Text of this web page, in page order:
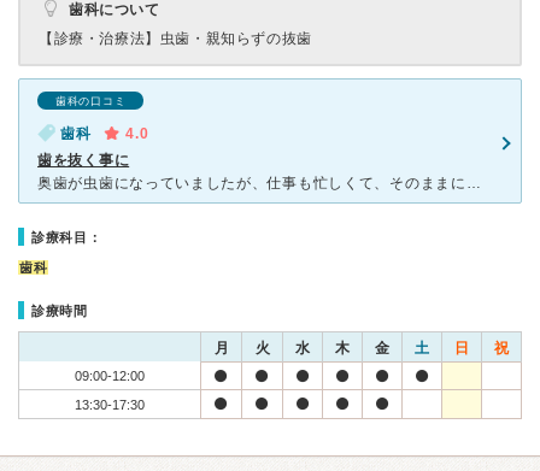
歯科について
【診療・治療法】 虫歯・親知らずの抜歯
歯科の口コミ
歯科
4.0
歯を抜く事に
奥歯が虫歯になっていましたが、仕事も忙しくて、そのままにしていたので、痛みに耐えられなくなり、近くの歯医者を探して診察を受けてもらいたく連絡のすえ、治療して頂きました。待合室に行きましたが、保険証を忘
診療科目：
歯科
診療時間
月 火 水 木 金 土 日 祝
09:00-12:00
13:30-17:30